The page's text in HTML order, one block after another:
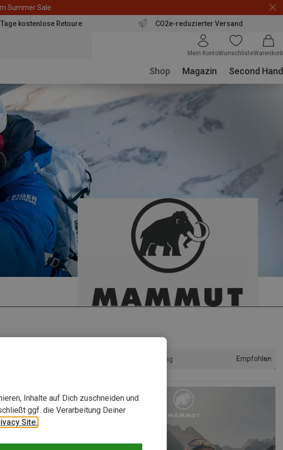
Summer Sale
Tage kostenlose Retoure CO2e-reduzierter Versand
Mein KontoWunschlisteWarenkorb
Shop Magazin Second Hand
Sortierung Empfohlen
Inhalte auf Dich zuschneiden und
ggf. die Verarbeitung Deiner
Site.